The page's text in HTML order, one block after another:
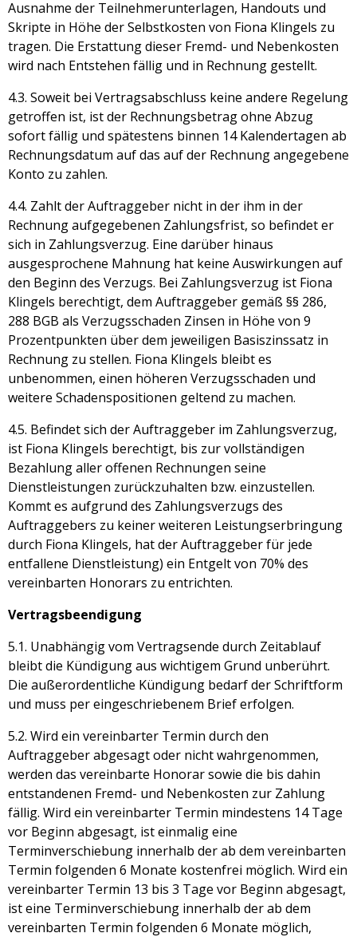
Ausnahme der Teilnehmerunterlagen, Handouts und
Skripte in Höhe der Selbstkosten von Fiona Klingels zu
tragen. Die Erstattung dieser Fremd- und Nebenkosten
wird nach Entstehen fällig und in Rechnung gestellt.
4.3. Soweit bei Vertragsabschluss keine andere Regelung
getroffen ist, ist der Rechnungsbetrag ohne Abzug
sofort fällig und spätestens binnen 14 Kalendertagen ab
Rechnungsdatum auf das auf der Rechnung angegebene
Konto zu zahlen.
4.4. Zahlt der Auftraggeber nicht in der ihm in der
Rechnung aufgegebenen Zahlungsfrist, so befindet er
sich in Zahlungsverzug. Eine darüber hinaus
ausgesprochene Mahnung hat keine Auswirkungen auf
den Beginn des Verzugs. Bei Zahlungsverzug ist Fiona
Klingels berechtigt, dem Auftraggeber gemäß §§ 286,
288 BGB als Verzugsschaden Zinsen in Höhe von 9
Prozentpunkten über dem jeweiligen Basiszinssatz in
Rechnung zu stellen. Fiona Klingels bleibt es
unbenommen, einen höheren Verzugsschaden und
weitere Schadenspositionen geltend zu machen.
4.5. Befindet sich der Auftraggeber im Zahlungsverzug,
ist Fiona Klingels berechtigt, bis zur vollständigen
Bezahlung aller offenen Rechnungen seine
Dienstleistungen zurückzuhalten bzw. einzustellen.
Kommt es aufgrund des Zahlungsverzugs des
Auftraggebers zu keiner weiteren Leistungserbringung
durch Fiona Klingels, hat der Auftraggeber für jede
entfallene Dienstleistung) ein Entgelt von 70% des
vereinbarten Honorars zu entrichten.
Vertragsbeendigung
5.1. Unabhängig vom Vertragsende durch Zeitablauf
bleibt die Kündigung aus wichtigem Grund unberührt.
Die außerordentliche Kündigung bedarf der Schriftform
und muss per eingeschriebenem Brief erfolgen.
5.2. Wird ein vereinbarter Termin durch den
Auftraggeber abgesagt oder nicht wahrgenommen,
werden das vereinbarte Honorar sowie die bis dahin
entstandenen Fremd- und Nebenkosten zur Zahlung
fällig. Wird ein vereinbarter Termin mindestens 14 Tage
vor Beginn abgesagt, ist einmalig eine
Terminverschiebung innerhalb der ab dem vereinbarten
Termin folgenden 6 Monate kostenfrei möglich. Wird ein
vereinbarter Termin 13 bis 3 Tage vor Beginn abgesagt,
ist eine Terminverschiebung innerhalb der ab dem
vereinbarten Termin folgenden 6 Monate möglich,